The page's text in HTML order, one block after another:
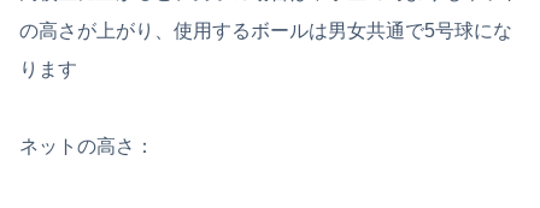
の高さが上がり、使用するボールは男女共通で5号球にな
ります
ネットの高さ：